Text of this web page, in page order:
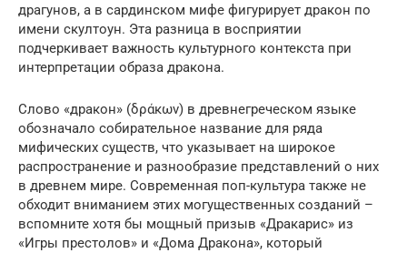
драгунов, а в сардинском мифе фигурирует дракон по
имени скултоун. Эта разница в восприятии
подчеркивает важность культурного контекста при
интерпретации образа дракона.
Слово «дракон» (δράκων) в древнегреческом языке
обозначало собирательное название для ряда
мифических существ, что указывает на широкое
распространение и разнообразие представлений о них
в древнем мире. Современная поп-культура также не
обходит вниманием этих могущественных созданий –
вспомните хотя бы мощный призыв «Дракарис» из
«Игры престолов» и «Дома Дракона», который